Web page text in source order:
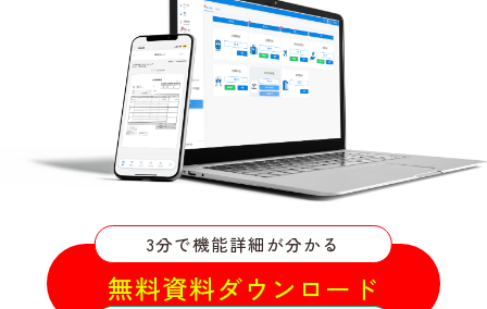
3分で機能詳細が分かる
無料資料ダウンロード